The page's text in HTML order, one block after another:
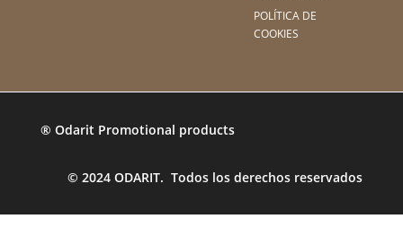
POLÍTICA DE
COOKIES
® Odarit Promotional products
© 2024 ODARIT. Todos los derechos reservados